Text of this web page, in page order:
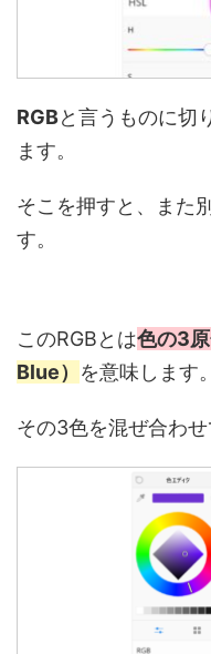
RGBと言うものに切
ます。
そこを押すと、また
す。
このRGBとは色の3
Blue） を意味します。
その3色を混ぜ合わせ